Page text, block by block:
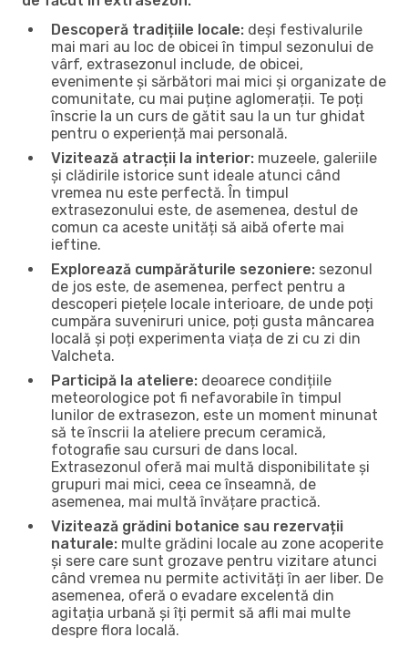
Descoperă tradițiile locale: deși festivalurile
mai mari au loc de obicei în timpul sezonului de
vârf, extrasezonul include, de obicei,
evenimente și sărbători mai mici și organizate de
comunitate, cu mai puține aglomerații. Te poți
înscrie la un curs de gătit sau la un tur ghidat
pentru o experiență mai personală.
Vizitează atracții la interior: muzeele, galeriile
și clădirile istorice sunt ideale atunci când
vremea nu este perfectă. În timpul
extrasezonului este, de asemenea, destul de
comun ca aceste unități să aibă oferte mai
ieftine.
Explorează cumpărăturile sezoniere: sezonul
de jos este, de asemenea, perfect pentru a
descoperi piețele locale interioare, de unde poți
cumpăra suveniruri unice, poți gusta mâncarea
locală și poți experimenta viața de zi cu zi din
Valcheta.
Participă la ateliere: deoarece condițiile
meteorologice pot fi nefavorabile în timpul
lunilor de extrasezon, este un moment minunat
să te înscrii la ateliere precum ceramică,
fotografie sau cursuri de dans local.
Extrasezonul oferă mai multă disponibilitate și
grupuri mai mici, ceea ce înseamnă, de
asemenea, mai multă învățare practică.
Vizitează grădini botanice sau rezervații
naturale: multe grădini locale au zone acoperite
și sere care sunt grozave pentru vizitare atunci
când vremea nu permite activități în aer liber. De
asemenea, oferă o evadare excelentă din
agitația urbană și îți permit să afli mai multe
despre flora locală.